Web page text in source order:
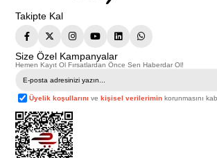
Takipte Kal
Size Özel Kampanyalar
Hemen Kayıt Ol Fırsatlardan Önce Sen Haberdar Ol!
Üyelik koşullarını vekişisel verilerimin korunmasını